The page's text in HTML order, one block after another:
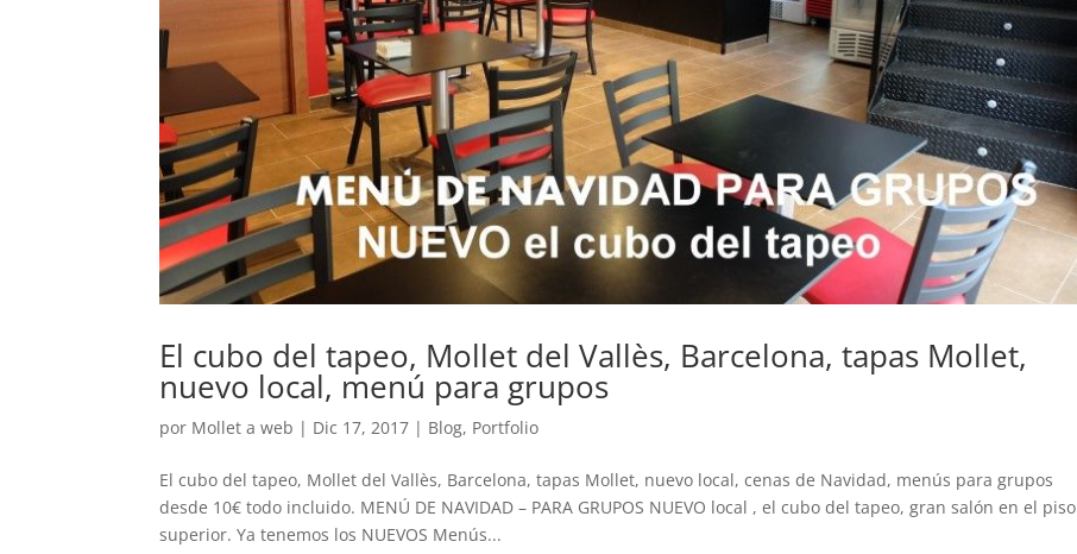
El cubo del tapeo, Mollet del Vallès, Barcelona, tapas Mollet,
nuevo local, menú para grupos
por Mollet a web | Dic 17, 2017 | Blog, Portfolio
El cubo del tapeo, Mollet del Vallès, Barcelona, tapas Mollet, nuevo local, cenas de Navidad, menús para grupos
desde 10€ todo incluido. MENÚ DE NAVIDAD – PARA GRUPOS NUEVO local , el cubo del tapeo, gran salón en el piso
superior. Ya tenemos los NUEVOS Menús...